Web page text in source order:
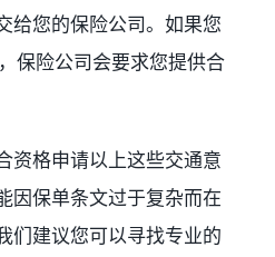
给您的保险公司。如果您
保险公司会要求您提供合
资格申请以上这些交通意
因保单条文过于复杂而在
们建议您可以寻找专业的